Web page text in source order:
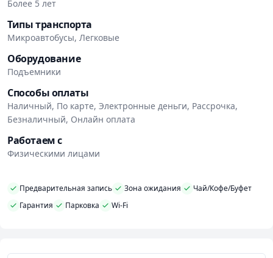
Более 5 лет
Типы транспорта
Микроавтобусы, Легковые
Оборудование
Подъемники
Способы оплаты
Наличный, По карте, Электронные деньги, Рассрочка,
Безналичный, Онлайн оплата
Работаем с
Физическими лицами
Предварительная запись Зона ожидания
Чай/Кофе/Буфет
Гарантия
Парковка Wi-Fi